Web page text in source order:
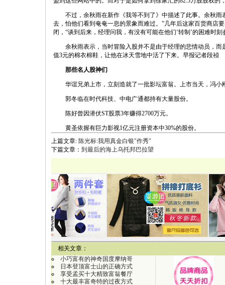
不过，余秋雨在新作《我等不到了》中描述了此事。余秋雨
去，怕他们看到奄奄一息的景象而难过。”几年后这家百货商店
闭，“谈到后来，经理问我，有没有可能在他们‘转制’的困难时刻
余秋雨表示，当时冒险入股并不是由于经理的悲情动员，而
值3元的棉衣棉鞋，让他在冰天雪地中活了下来。早报记者段祯
那些名人股神们
华谊兄弟上市，立刻造就了一批影坛富翁。上市当天，冯小
郭冬临在时代科技、中电广通都持有大量股份。
陈好曾因潜伏ST股票3年赚得2700万元。
黄圣依握有巨力影视1亿元注册资本中30%的股份。
上篇文章: 陈光标:我用真金白银"作秀"
下篇文章： 到最后的海上乌托邦巴拉望
相关文章：
小巧富有的神奇国度摩纳哥
日本登顶富士山的正确方式
享受孟买十大精致富翁餐厅
十大最丰富奇特的过夜方式